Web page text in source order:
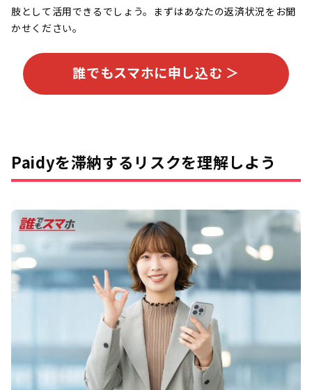
肢として活用できるでしょう。まずはあなたの返済状況をお聞
かせください。
誰でもスマホに申し込む ＞
Paidyを滞納するリスクを理解しよう